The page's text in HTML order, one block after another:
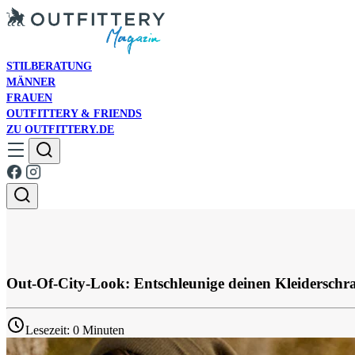
STILBERATUNG
MÄNNER
FRAUEN
OUTFITTERY & FRIENDS
ZU OUTFITTERY.DE
Out-Of-City-Look: Entschleunige deinen
Lesezeit: 0 Minuten